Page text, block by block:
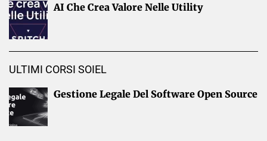
AI Che Crea Valore Nelle Utility
ULTIMI CORSI SOIEL
Gestione Legale Del Software Open Source